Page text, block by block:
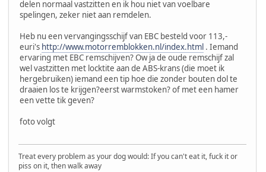
delen normaal vastzitten en ik hou niet van voelbare
spelingen, zeker niet aan remdelen.
Heb nu een vervangingsschijf van EBC besteld voor 113,-
euri's http://www.motorremblokken.nl/index.html . Iemand
ervaring met EBC remschijven? Ow ja de oude remschijf zal
wel vastzitten met locktite aan de ABS-krans (die moet ik
hergebruiken) iemand een tip hoe die zonder bouten dol te
draaien los te krijgen?eerst warmstoken? of met een hamer
een vette tik geven?
foto volgt
Treat every problem as your dog would: If you can't eat it, fuck it or
piss on it, then walk away